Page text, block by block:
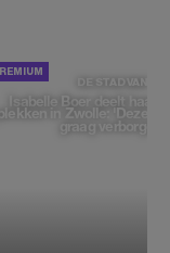
DE STAD VAN
Isabelle Boer deelt haar
plekken in Zwolle: 'Deze
graag verborgen'